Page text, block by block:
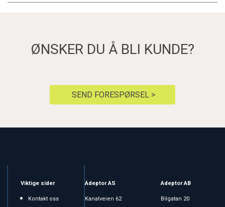
ØNSKER DU Å BLI KUNDE?
SEND FORESPØRSEL >
Viktige sider
Kontakt oss
Adeptor AS
Kanalveien 62
Adeptor AB
Bilgatan 20